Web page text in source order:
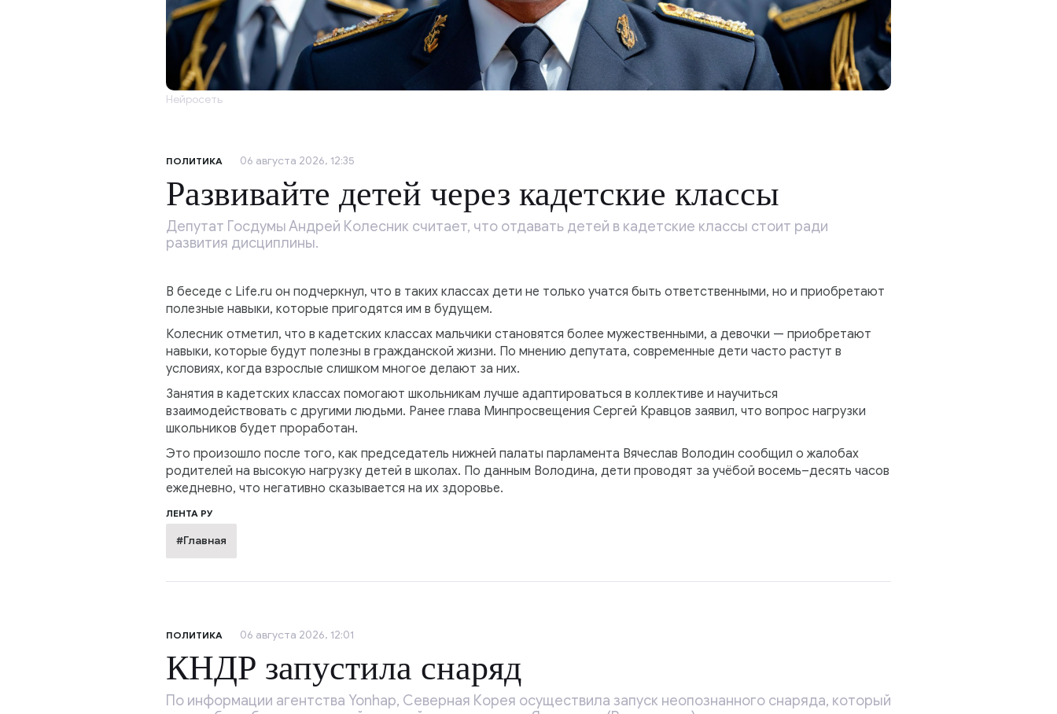
Нейросеть
ПОЛИТИКА 06 августа 2026, 12:35
Развивайте детей через кадетские классы
Депутат Госдумы Андрей Колесник считает, что отдавать детей в кадетские классы стоит ради
развития дисциплины.
В беседе с Life.ru он подчеркнул, что в таких классах дети не только учатся быть ответственными, но и приобретают
полезные навыки, которые пригодятся им в будущем.
Колесник отметил, что в кадетских классах мальчики становятся более мужественными, а девочки — приобретают
навыки, которые будут полезны в гражданской жизни. По мнению депутата, современные дети часто растут в
условиях, когда взрослые слишком многое делают за них.
Занятия в кадетских классах помогают школьникам лучше адаптироваться в коллективе и научиться
взаимодействовать с другими людьми. Ранее глава Минпросвещения Сергей Кравцов заявил, что вопрос нагрузки
школьников будет проработан.
Это произошло после того, как председатель нижней палаты парламента Вячеслав Володин сообщил о жалобах
родителей на высокую нагрузку детей в школах. По данным Володина, дети проводят за учёбой восемь–десять часов
ежедневно, что негативно сказывается на их здоровье.
ЛЕНТА РУ
#Главная
ПОЛИТИКА 06 августа 2026, 12:01
КНДР запустила снаряд
По информации агентства Yonhap, Северная Корея осуществила запуск неопознанного снаряда, который